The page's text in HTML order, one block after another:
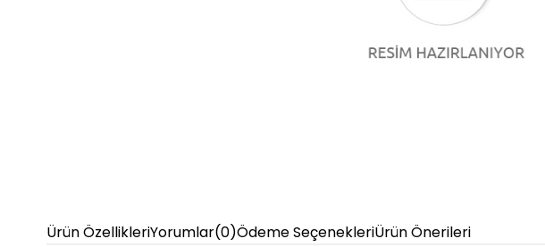
Ürün ÖzellikleriYorumlar(0)Ödeme SeçenekleriÜrün Önerileri